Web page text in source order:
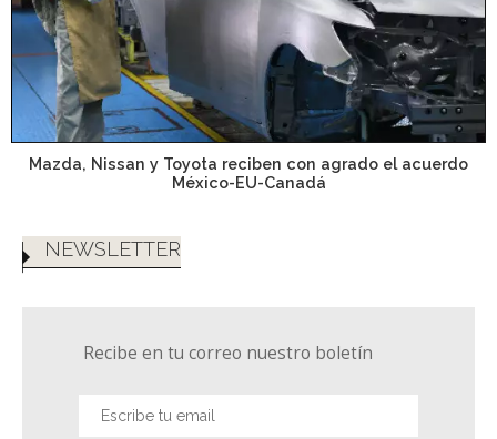
Mazda, Nissan y Toyota reciben con agrado el acuerdo
México-EU-Canadá
NEWSLETTER
Recibe en tu correo nuestro boletín